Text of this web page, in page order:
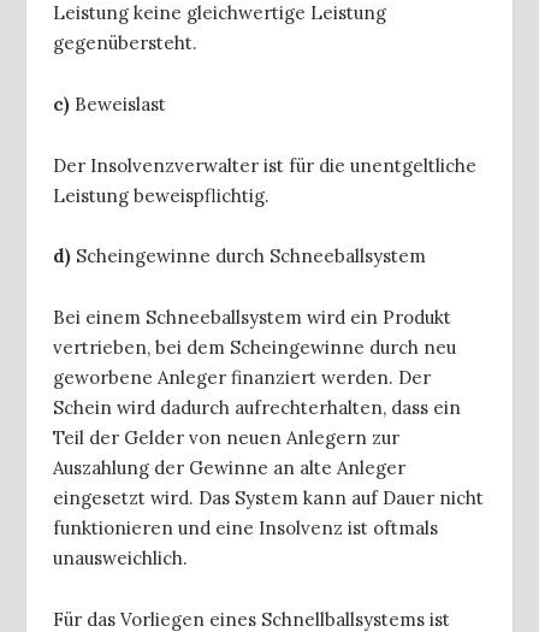
Leistung keine gleichwertige Leistung
gegenübersteht.
c) Beweislast
Der Insolvenzverwalter ist für die unentgeltliche
Leistung beweispflichtig.
d) Scheingewinne durch Schneeballsystem
Bei einem Schneeballsystem wird ein Produkt
vertrieben, bei dem Scheingewinne durch neu
geworbene Anleger finanziert werden. Der
Schein wird dadurch aufrechterhalten, dass ein
Teil der Gelder von neuen Anlegern zur
Auszahlung der Gewinne an alte Anleger
eingesetzt wird. Das System kann auf Dauer nicht
funktionieren und eine Insolvenz ist oftmals
unausweichlich.
Für das Vorliegen eines Schnellballsystems ist